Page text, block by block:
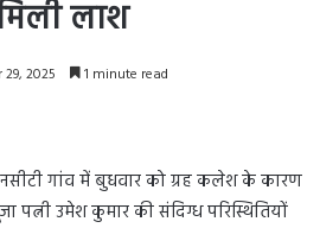
लाश
2025 1 minute read
गांव में बुधवार को ग्रह कलेश के कारण
पत्नी उमेश कुमार की संदिग्ध परिस्थितियों